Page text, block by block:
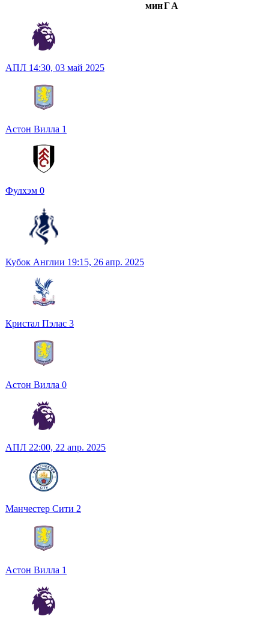
минГА
АПЛ 14:30, 03 май 2025
Астон Вилла 1
Фулхэм 0
Кубок Англии 19:15, 26 апр. 2025
Кристал Пэлас 3
Астон Вилла 0
АПЛ 22:00, 22 апр. 2025
Манчестер Сити 2
Астон Вилла 1